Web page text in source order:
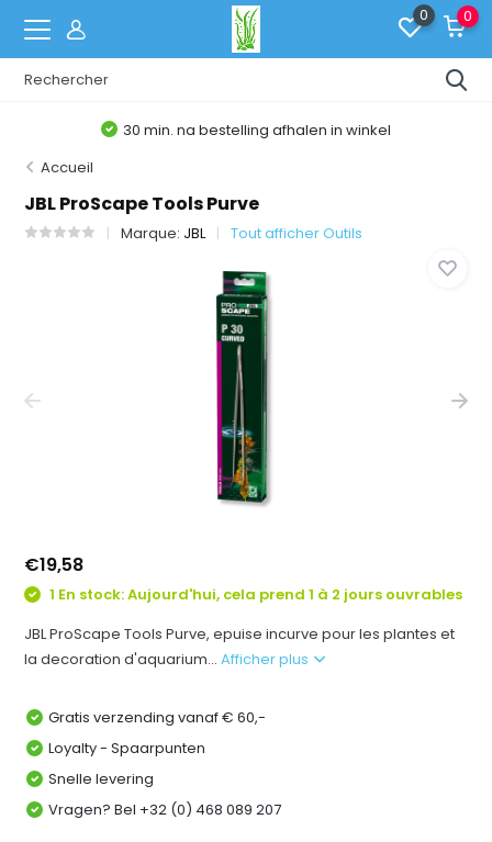
0 0
30 min. na bestelling afhalen in winkel
Accueil
JBL ProScape Tools Purve
Marque: JBL Tout afficher Outils
€19,58
1 En stock: Aujourd'hui, cela prend 1 à 2 jours ouvrables
JBL ProScape Tools Purve, epuise incurve pour les plantes et
la decoration d'aquarium...Afficher plus
Gratis verzending vanaf € 60,-
Loyalty - Spaarpunten
Snelle levering
Vragen? Bel +32 (0) 468 089 207